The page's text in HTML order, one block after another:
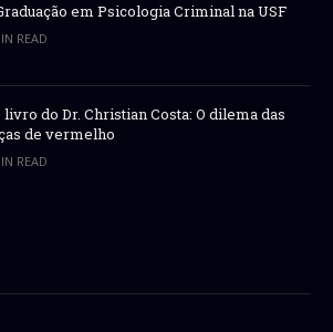
em Psicologia Criminal na USF
READ
do Dr. Christian Costa: O dilema das
de vermelho
READ